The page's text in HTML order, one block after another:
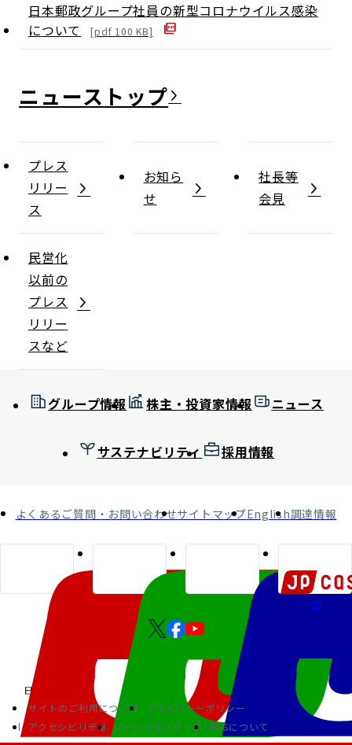
日本郵政グループ社員の新型コロナウイルス感染
について
[pdf 100 KB]
ニュース
プレス
リリー
ス
お知ら
せ
社長等
会見
民営化
以前の
プレス
リリー
スなど
グループ情報 株主・投資家情報 ニュース
サステナビリティ 採用情報
よくあるご質問・お問い合わせサイトマップEnglish調達情報
サイトのご利用について
プライバシーポリシー
アクセシビリティ
ソーシャルメディア RSSについて